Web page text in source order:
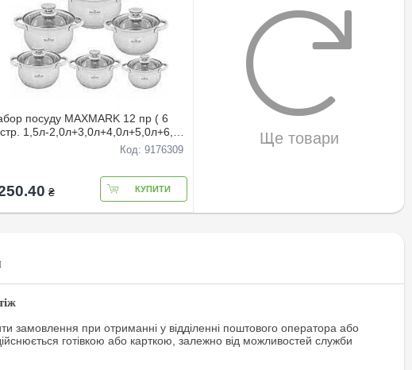
посуду MAXMARK 12 пр ( 6
1,5л-2,0л+3,0л+4,0л+5,0л+6,0л
Код: 9176309
₴ КУПИТИ
Ще товари
замовлення при отриманні у відділенні поштового оператора або
готівкою або карткою, залежно від можливостей служби